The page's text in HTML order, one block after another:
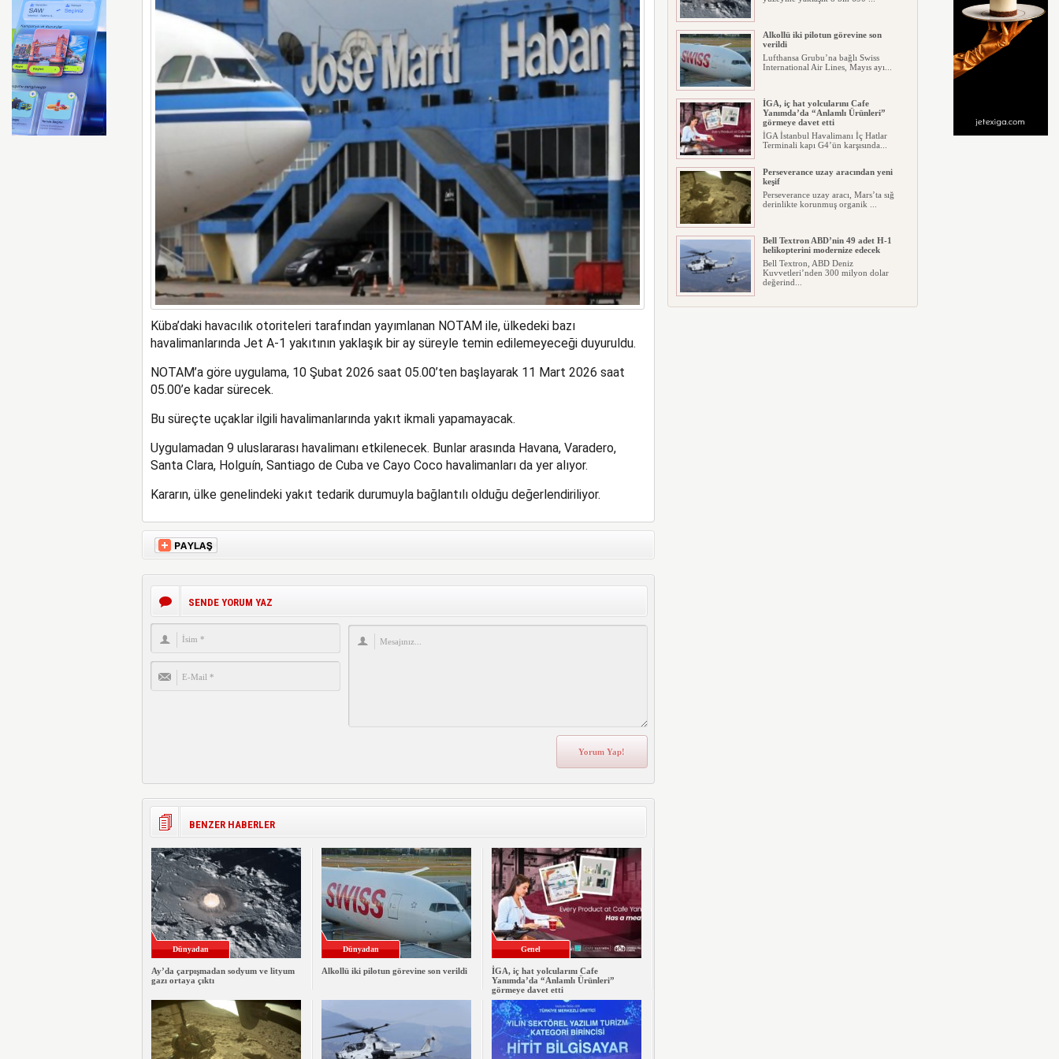
FAA Marine One helikopterine soruşturma başlattı
Küba’daki havacılık otoriteleri tarafından yayımlanan NOTAM ile, ülkedeki bazı
havalimanlarında Jet A-1 yakıtının yaklaşık bir ay süreyle temin edilemeyeceği duyuruldu.
NOTAM’a göre uygulama, 10 Şubat 2026 saat 05.00’ten başlayarak 11 Mart 2026 saat
05.00’e kadar sürecek.
Bu süreçte uçaklar ilgili havalimanlarında yakıt ikmali yapamayacak.
Uygulamadan 9 uluslararası havalimanı etkilenecek. Bunlar arasında Havana, Varadero,
Santa Clara, Holguín, Santiago de Cuba ve Cayo Coco havalimanları da yer alıyor.
Kararın, ülke genelindeki yakıt tedarik durumuyla bağlantılı olduğu değerlendiriliyor.
SENDE YORUM YAZ
BENZER HABERLER
Dünyadan
Ay’da çarpışmadan sodyum ve lityum
gazı ortaya çıktı
Dünyadan
Alkollü iki pilotun görevine son verildi
Genel
İGA, iç hat yolcularını Cafe
Yanımda’da “Anlamlı Ürünleri”
görmeye davet etti
Alkollü iki pilotun görevine son
verildi
Lufthansa Grubu’na bağlı Swiss
International Air Lines, Mayıs ayı...
İGA, iç hat yolcularını Cafe
Yanımda’da “Anlamlı Ürünleri”
görmeye davet etti
İGA İstanbul Havalimanı İç Hatlar
Terminali kapı G4’ün karşısında...
Perseverance uzay aracından yeni
keşif
Perseverance uzay aracı, Mars’ta sığ
derinlikte korunmuş organik ...
Bell Textron ABD’nin 49 adet H-1
helikopterini modernize edecek
Bell Textron, ABD Deniz
Kuvvetleri’nden 300 milyon dolar
değerind...
Hitit Bilişim 500’de Sektörel Yazılım